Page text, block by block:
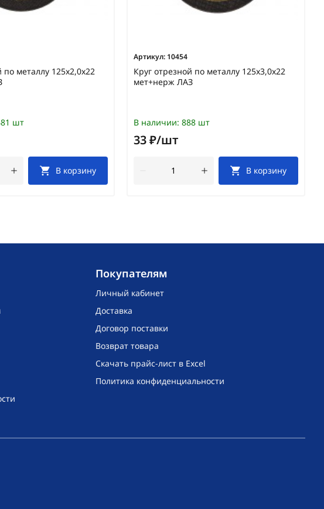
по металлу 125х2,0х22
шт
В корзину
Артикул: 10454
Круг отрезной по металлу 125х3,0х22
мет+нерж ЛАЗ
В наличии: 888 шт
33 ₽/шт
В корзину
Покупателям
Личный кабинет
Доставка
Договор поставки
Возврат товара
Скачать прайс-лист в Excel
Политика конфиденциальности